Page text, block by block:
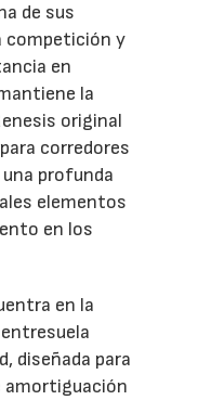
de sus
competición y
en
la
original
corredores
profunda
elementos
en los
en la
diseñada para
amortiguación